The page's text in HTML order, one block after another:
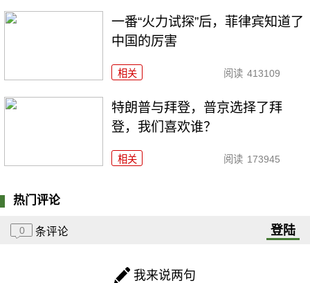
一番“火力试探”后，菲律宾知道了
中国的厉害
相关 阅读 413109
特朗普与拜登，普京选择了拜
登，我们喜欢谁？
相关 阅读 173945
热门评论
0 条评论 登陆
我来说两句